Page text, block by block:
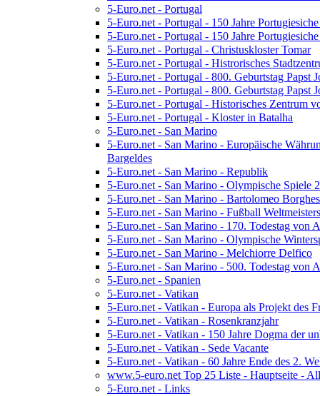
5-Euro.net - Portugal
5-Euro.net - Portugal - 150 Jahre
5-Euro.net - Portugal - 150 Jahre
5-Euro.net - Portugal - Christuskloster Tomar
5-Euro.net - Portugal - Histrorisches
5-Euro.net - Portugal - 800. Geburtstag Papst
5-Euro.net - Portugal - 800. Geburtstag Papst
5-Euro.net - Portugal - Historisches Zentrum
5-Euro.net - Portugal - Kloster in Batalha
5-Euro.net - San Marino
5-Euro.net - San Marino - Europäische
Bargeldes
5-Euro.net - San Marino - Republik
5-Euro.net - San Marino - Olympische Spiele
5-Euro.net - San Marino - Bartolomeo
5-Euro.net - San Marino - Fußball
5-Euro.net - San Marino - 170. Todestag von
5-Euro.net - San Marino - Olympische
5-Euro.net - San Marino - Melchiorre Delfico
5-Euro.net - San Marino - 500. Todestag von
5-Euro.net - Spanien
5-Euro.net - Vatikan
5-Euro.net - Vatikan - Europa als Projekt des
5-Euro.net - Vatikan - Rosenkranzjahr
5-Euro.net - Vatikan - 150 Jahre Dogma der
5-Euro.net - Vatikan - Sede Vacante
5-Euro.net - Vatikan - 60 Jahre Ende des 2.
www.5-euro.net Top 25 Liste - Hauptseite -
5-Euro.net - Links